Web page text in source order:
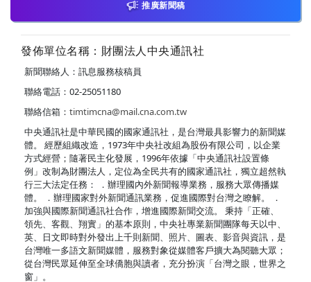
推廣新聞稿
發佈單位名稱：財團法人中央通訊社
新聞聯絡人：訊息服務核稿員
聯絡電話：02-25051180
聯絡信箱： timtimcna@mail.cna.com.tw
中央通訊社是中華民國的國家通訊社，是台灣最具影響力的新聞媒
體。 經歷組織改造，1973年中央社改組為股份有限公司，以企業
方式經營；隨著民主化發展，1996年依據「中央通訊社設置條
例」改制為財團法人，定位為全民共有的國家通訊社，獨立超然執
行三大法定任務： ．辦理國內外新聞報導業務，服務大眾傳播媒
體。 ．辦理國家對外新聞通訊業務，促進國際對台灣之瞭解。 ．
加強與國際新聞通訊社合作，增進國際新聞交流。 秉持「正確、
領先、客觀、翔實」的基本原則，中央社專業新聞團隊每天以中、
英、日文即時對外發出上千則新聞、照片、圖表、影音與資訊，是
台灣唯一多語文新聞媒體，服務對象從媒體客戶擴大為閱聽大眾；
從台灣民眾延伸至全球僑胞與讀者，充分扮演「台灣之眼，世界之
窗」。